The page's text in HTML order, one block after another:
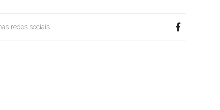
redes sociais